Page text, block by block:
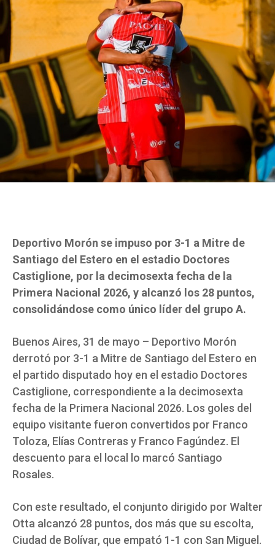
Deportivo Morón se impuso por 3-1 a Mitre de
Santiago del Estero en el estadio Doctores
Castiglione, por la decimosexta fecha de la
Primera Nacional 2026, y alcanzó los 28 puntos,
consolidándose como único líder del grupo A.
Buenos Aires, 31 de mayo – Deportivo Morón
derrotó por 3-1 a Mitre de Santiago del Estero en
el partido disputado hoy en el estadio Doctores
Castiglione, correspondiente a la decimosexta
fecha de la Primera Nacional 2026. Los goles del
equipo visitante fueron convertidos por Franco
Toloza, Elías Contreras y Franco Fagúndez. El
descuento para el local lo marcó Santiago
Rosales.
Con este resultado, el conjunto dirigido por Walter
Otta alcanzó 28 puntos, dos más que su escolta,
Ciudad de Bolívar, que empató 1-1 con San Miguel.